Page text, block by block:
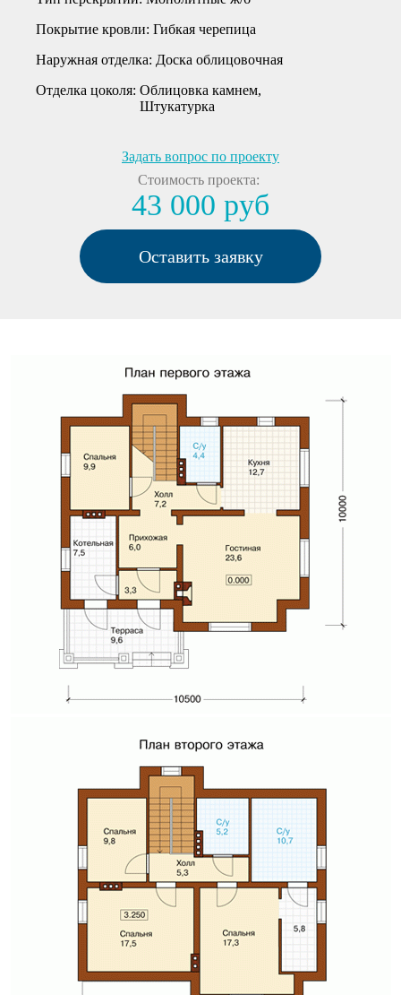
Покрытие кровли: Гибкая черепица
Наружная отделка: Доска облицовочная
Отделка цоколя: Облицовка камнем
Штукатурка
Задать вопрос по проекту
Стоимость проекта:
43 000 руб
Оставить заявку